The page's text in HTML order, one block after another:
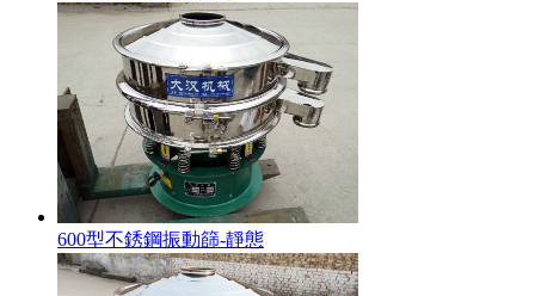
600型不銹鋼振動篩-靜態